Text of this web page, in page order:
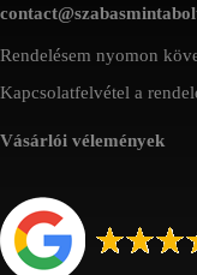
Rendelésem nyomon
Kapcsolatfelvétel a
Vásárlói vélemények